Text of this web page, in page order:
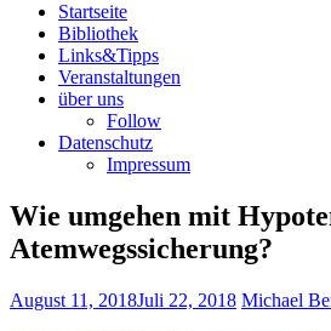
Startseite
Bibliothek
Links&Tipps
Veranstaltungen
über uns
Follow
Datenschutz
Impressum
Wie umgehen mit
Atemwegssicherung?
August 11, 2018Juli 22, 2018 Michael